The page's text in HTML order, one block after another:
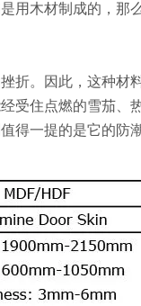
用木材制成的，那
折。因此，这种材
受住点燃的雪茄、
得一提的是它的防